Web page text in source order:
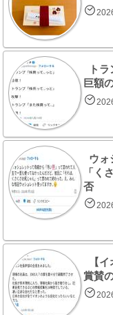
トラ
巨額
ウォ
「く
否
【イ
賞賛